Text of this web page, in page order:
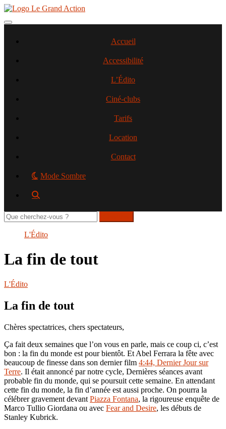
Aller
contenu
Toggle navigation
Accueil
Accessibilité
L’Édito
Ciné-clubs
Tarifs
Location
Contact
Mode Sombre
Rechercher
sur
L'Édito
La fin de tout
L'Édito
La fin de tout
Chères spectatrices, chers spectateurs,
Ça fait deux semaines que l’on vous en parle, mais ce coup ci, c’est
bon : la fin du monde est pour bientôt. Et Abel Ferrara la fête avec
beaucoup de finesse dans son dernier film 4:44, Dernier Jour sur
Terre. Il était annoncé par notre cycle, Dernières séances avant
probable fin du monde, qui se poursuit cette semaine. En attendant
cette fin du monde, la fin d’année est aussi proche. On pourra la
célébrer gravement devant Piazza Fontana, la rigoureuse enquête de
Marco Tullio Giordana ou avec Fear and Desire, les débuts de
Stanley Kubrick.